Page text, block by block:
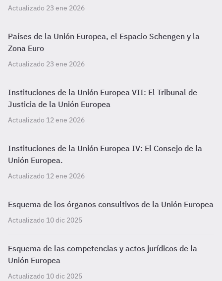
Actualizado 23 ene 2026
Países de la Unión Europea, el Espacio Schengen y la
Zona Euro
Actualizado 23 ene 2026
Instituciones de la Unión Europea VII: El Tribunal de
Justicia de la Unión Europea
Actualizado 12 ene 2026
Instituciones de la Unión Europea IV: El Consejo de la
Unión Europea.
Actualizado 12 ene 2026
Esquema de los órganos consultivos de la Unión Europea
Actualizado 10 dic 2025
Esquema de las competencias y actos jurídicos de la
Unión Europea
Actualizado 10 dic 2025